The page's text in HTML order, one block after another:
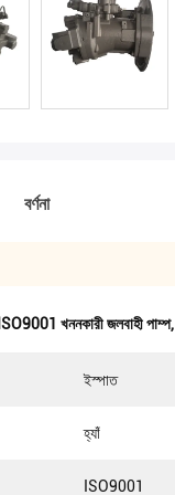
বর্ণনা
ISO9001 খননকারী জলবাহী পাম্প,
ইস্পাত
হ্যাঁ
ISO9001